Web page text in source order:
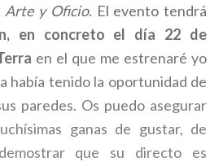
Arte y Oficio. El evento tendrá
en concreto el día 22 de
en el que me estrenaré yo
había tenido la oportunidad de
paredes. Os puedo asegurar
ganas de gustar, de
que su directo es